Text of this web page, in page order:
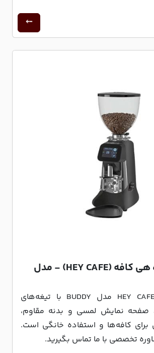
آسیاب قهوه هی کافه (HEY CAFE) - مدل
آسیاب قهوه HEY CAFE مدل BUDDY با تیغه‌های
صفحه نمایش لمسی و بدنه مقاوم،
برای کافه‌ها و استفاده خانگی است.
تخصصی با ما تماس بگیرید.